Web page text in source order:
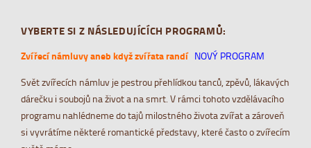
VYBERTE SI Z NÁSLEDUJÍCÍCH PROGRAMŮ:
Zvířecí námluvy aneb když zvířata randí NOVÝ PROGRAM
Svět zvířecích námluv je pestrou přehlídkou tanců, zpěvů, lákavých
dárečku i soubojů na život a na smrt. V rámci tohoto vzdělávacího
programu nahlédneme do tajů milostného života zvířat a zároveň
si vyvrátíme některé romantické představy, které často o zvířecím